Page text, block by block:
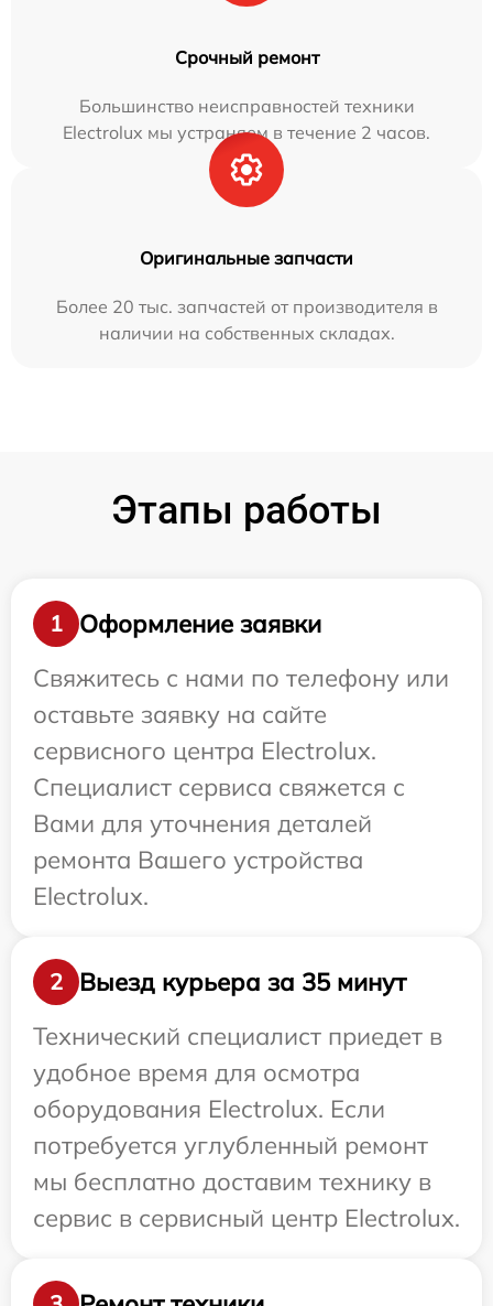
Срочный ремонт
Большинство неисправностей техники
Electrolux мы устраняем в течение 2 часов.
Оригинальные запчасти
Более 20 тыс. запчастей от производителя в
наличии на собственных складах.
Этапы работы
1
Оформление заявки
Свяжитесь с нами по телефону или
оставьте заявку на сайте
сервисного центра Electrolux.
Специалист сервиса свяжется с
Вами для уточнения деталей
ремонта Вашего устройства
Electrolux.
2
Выезд курьера за 35 минут
Технический специалист приедет в
удобное время для осмотра
оборудования Electrolux. Если
потребуется углубленный ремонт
мы бесплатно доставим технику в
сервис в сервисный центр Electrolux.